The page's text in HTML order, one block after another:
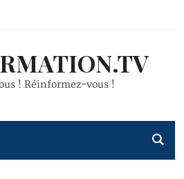
! Réinformez-vous !